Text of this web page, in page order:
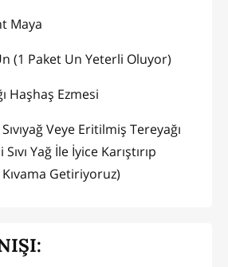
Maya
(1 Paket Un Yeterli Oluyor)
Haşhaş Ezmesi
Veye Eritilmiş Tereyağı
Yağ İle İyice Karıştırıp
Kıvama Getiriyoruz)